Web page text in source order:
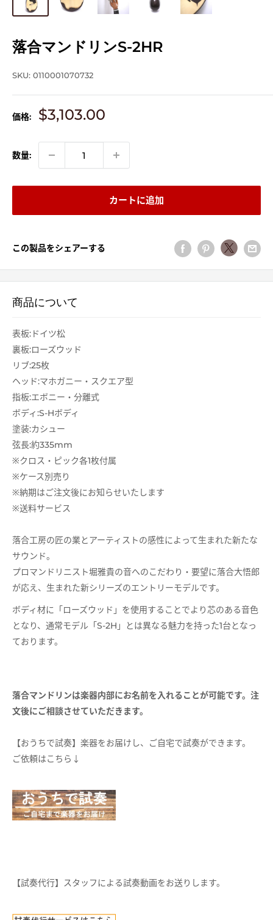
落合マンドリンS-2HR
SKU: 0110001070732
価格:
販
価
格
$3,103.00
数量:
カートに追加
この製品をシェアーする
商品について
表板:ドイツ松
裏板:ローズウッド
リブ:25枚
ヘッド:マホガニー・スクエア型
指板:エボニー・分離式
ボディ:S-Hボディ
塗装:カシュー
弦長:約335mm
※クロス・ピック各1枚付属
※ケース別売り
※納期はご注文後にお知らせいたします
※送料サービス
落合工房の匠の業とアーティストの感性によって生まれた新たな
サウンド。
プロマンドリニスト堀雅貴の音へのこだわり・要望に落合大悟郎
が応え、生まれた新シリーズのエントリーモデルです。
ボディ材に「ローズウッド」を使用することでより芯のある音色
となり、通常モデル「S-2H」とは異なる魅力を持った1台となっ
ております。
落合マンドリンは楽器内部にお名前を入れることが可能です。注
文後にご相談させていただきます。
【おうちで試奏】楽器をお届けし、ご自宅で試奏ができます。
ご依頼はこちら↓
【試奏代行】スタッフによる試奏動画をお送りします。